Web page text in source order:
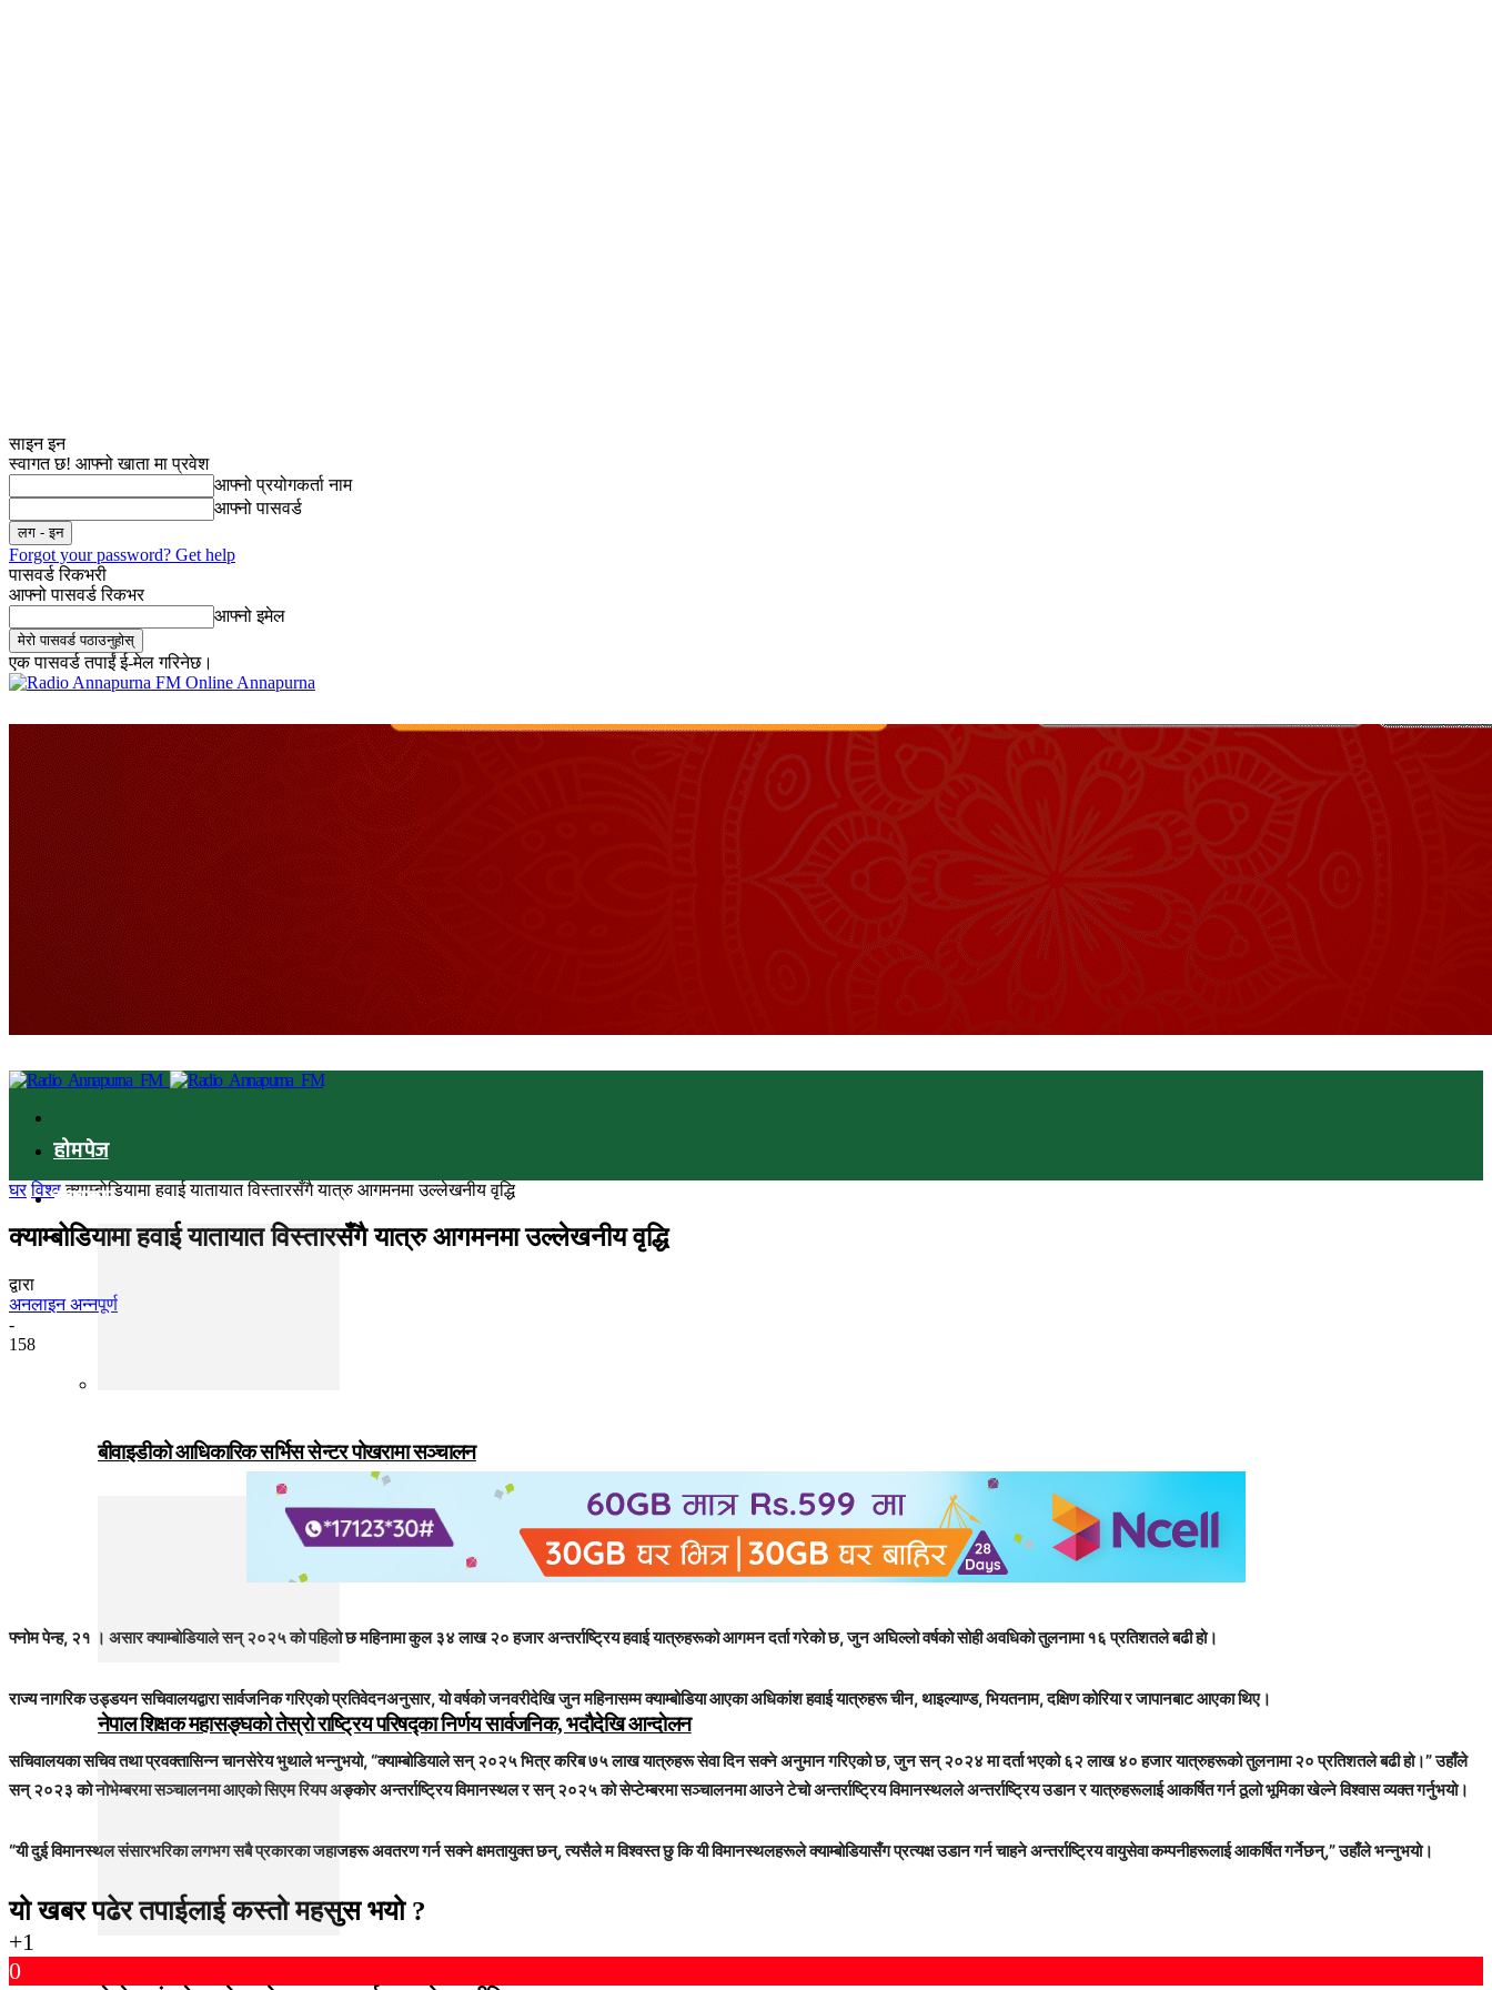
साइन इन
स्वागत छ! आफ्नो खाता मा प्रवेश
आफ्नो प्रयोगकर्ता नाम
आफ्नो पासवर्ड
Forgot your password? Get help
पासवर्ड रिकभरी
आफ्नो पासवर्ड रिकभर
आफ्नो इमेल
एक पासवर्ड तपाईं ई-मेल गरिनेछ।
Online Annapurna
होमपेज
समाचार
बीवाइडीको आधिकारिक सर्भिस सेन्टर पोखरामा सञ्चालन
नेपाल शिक्षक महासङ्घको तेस्रो राष्ट्रिय परिषद्का निर्णय सार्वजनिक, भदाैदेखि आन्दाेलन
घर विश्व क्याम्बोडियामा हवाई यातायात विस्तारसँगै यात्रु आगमनमा उल्लेखनीय वृद्धि
क्याम्बोडियामा हवाई यातायात विस्तारसँगै यात्रु आगमनमा उल्लेखनीय वृद्धि
द्वारा
अनलाइन अन्नपूर्ण
-
158
फ्नोम पेन्ह, २१ । असार क्याम्बोडियाले सन् २०२५ को पहिलो छ महिनामा कुल ३४ लाख २० हजार अन्तर्राष्ट्रिय हवाई यात्रुहरूको आगमन दर्ता गरेको छ, जुन अघिल्लो वर्षको सोही अवधिको तुलनामा १६ प्रतिशतले बढी हो।
राज्य नागरिक उड्डयन सचिवालयद्वारा सार्वजनिक गरिएको प्रतिवेदनअनुसार, यो वर्षको जनवरीदेखि जुन महिनासम्म क्याम्बोडिया आएका अधिकांश हवाई यात्रुहरू चीन, थाइल्याण्ड, भियतनाम, दक्षिण कोरिया र जापानबाट आएका थिए।
सचिवालयका सचिव तथा प्रवक्तासिन्न चानसेरेय भुथाले भन्नुभयो, “क्याम्बोडियाले सन् २०२५ भित्र करिब ७५ लाख यात्रुहरू सेवा दिन सक्ने अनुमान गरिएको छ, जुन सन् २०२४ मा दर्ता भएको ६२ लाख ४० हजार यात्रुहरूको तुलनामा २० प्रतिशतले बढी हो।” उहाँले
सन् २०२३ को नोभेम्बरमा सञ्चालनमा आएको सिएम रियप अङ्कोर अन्तर्राष्ट्रिय विमानस्थल र सन् २०२५ को सेप्टेम्बरमा सञ्चालनमा आउने टेचो अन्तर्राष्ट्रिय विमानस्थलले अन्तर्राष्ट्रिय उडान र यात्रुहरूलाई आकर्षित गर्न ठूलो भूमिका खेल्ने विश्वास व्यक्त गर्नुभयो।
“यी दुई विमानस्थल संसारभरिका लगभग सबै प्रकारका जहाजहरू अवतरण गर्न सक्ने क्षमतायुक्त छन्, त्यसैले म विश्वस्त छु कि यी विमानस्थलहरूले क्याम्बोडियासँग प्रत्यक्ष उडान गर्न चाहने अन्तर्राष्ट्रिय वायुसेवा कम्पनीहरूलाई आकर्षित गर्नेछन्,” उहाँले भन्नुभयो।
यो खबर पढेर तपाईलाई कस्तो महसुस भयो ?
+1
0